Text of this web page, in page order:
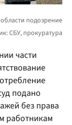
части
подано
без права
работникам